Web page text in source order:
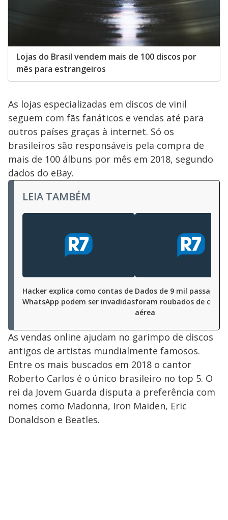
Lojas do Brasil vendem mais de 100 discos por
mês para estrangeiros
As lojas especializadas em discos de vinil
seguem com fãs fanáticos e vendas até para
outros países graças à internet. Só os
brasileiros são responsáveis pela compra de
mais de 100 álbuns por mês em 2018, segundo
dados do eBay.
LEIA TAMBÉM
Hacker explica como contas de
WhatsApp podem ser invadidas
Dados de 9 mil
foram roubados de
aérea
As vendas online ajudam no garimpo de discos
antigos de artistas mundialmente famosos.
Entre os mais buscados em 2018 o cantor
Roberto Carlos é o único brasileiro no top 5. O
rei da Jovem Guarda disputa a preferência com
nomes como Madonna, Iron Maiden, Eric
Donaldson e Beatles.